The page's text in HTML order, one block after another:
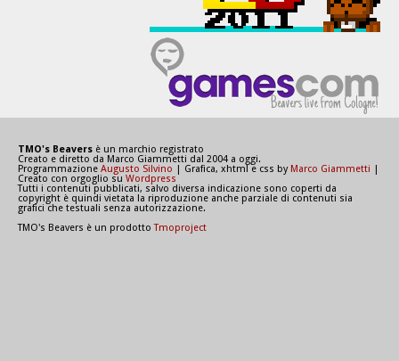
TMO's Beavers è un marchio registrato
Creato e diretto da Marco Giammetti dal 2004 a oggi.
Programmazione Augusto Silvino | Grafica, xhtml e css byMarco Giammetti |
Creato con orgoglio su Wordpress
Tutti i contenuti pubblicati, salvo diversa indicazione sono coperti da
copyright è quindi vietata la riproduzione anche parziale di contenuti sia
grafici che testuali senza autorizzazione.
TMO's Beavers è un prodottoTmoproject